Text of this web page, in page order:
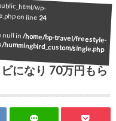
single.php on line24
null in/home/bp-travel/freestyle-
single.php
になり 70万円もら